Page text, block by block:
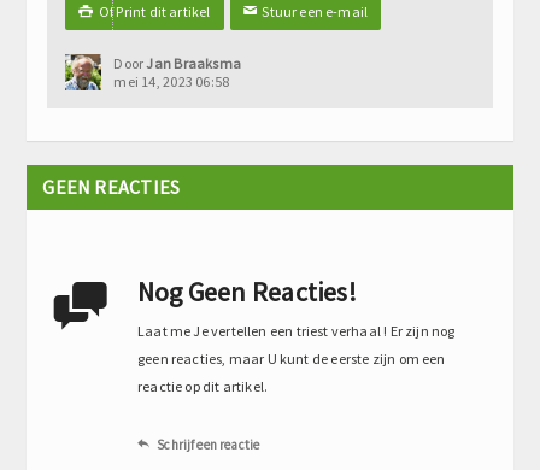
 Of Print dit artikel ✉Stuur een e-mail
DoorJan Braaksma
mei 14, 2023 06:58
GEEN REACTIES
 Nog Geen Reacties!
Laat me Je vertellen een triest verhaal ! Er zijn nog
geen reacties, maar U kunt de eerste zijn om een
reactie op dit artikel.
 Schrijf een reactie